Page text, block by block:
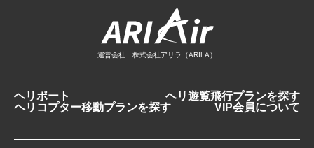
運営会社 株式会社アリラ（ARILA）
ヘリポート
ヘリ遊覧飛行プランを探す
ヘリコプター移動プランを探す
VIP会員について